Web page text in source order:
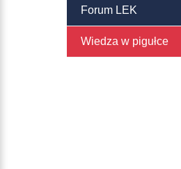
Forum LEK
Wiedza w pigułce